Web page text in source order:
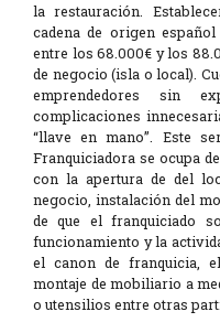
la restauración.
cadena de origen
entre los 68.000€ y los
de negocio (isla o local).
emprendedores sin
complicaciones
“llave en mano”. Este
Franquiciadora se ocupa
con la apertura de del
negocio, instalación del
de que el franquiciado
funcionamiento y la
el canon de franquicia,
montaje de mobiliario a
o utensilios entre otras